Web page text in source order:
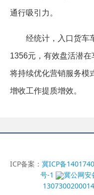
通行吸引力。
经统计，入口货车
1356元，有效盘活潜
将持续优化营销服务模
增收工作提质增效。
ICP备案： 冀ICP备
号-1
冀公网安